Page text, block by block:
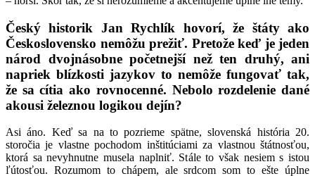
Český historik Jan Rychlík hovorí, že štáty ako
Československo nemôžu prežiť. Pretože keď je jeden
národ dvojnásobne početnejší než ten druhý, ani
napriek blízkosti jazykov to nemôže fungovať tak,
že sa cítia ako rovnocenné. Nebolo rozdelenie dané
akousi železnou logikou dejín?
Asi áno. Keď sa na to pozrieme spätne, slovenská história 20.
storočia je vlastne pochodom inštitúciami za vlastnou štátnosťou,
ktorá sa nevyhnutne musela naplniť. Stále to však nesiem s istou
ľútosťou. Rozumom to chápem, ale srdcom som to ešte úplne